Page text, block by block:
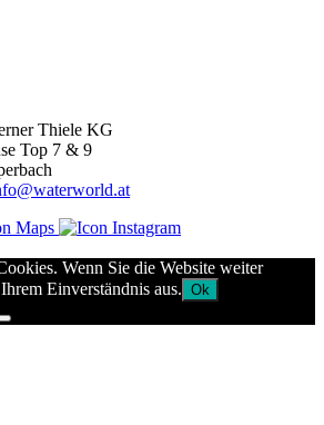
Thiele KG
Top 7 & 9
Wenn Sie die Website weiter
Einverständnis aus. Ok